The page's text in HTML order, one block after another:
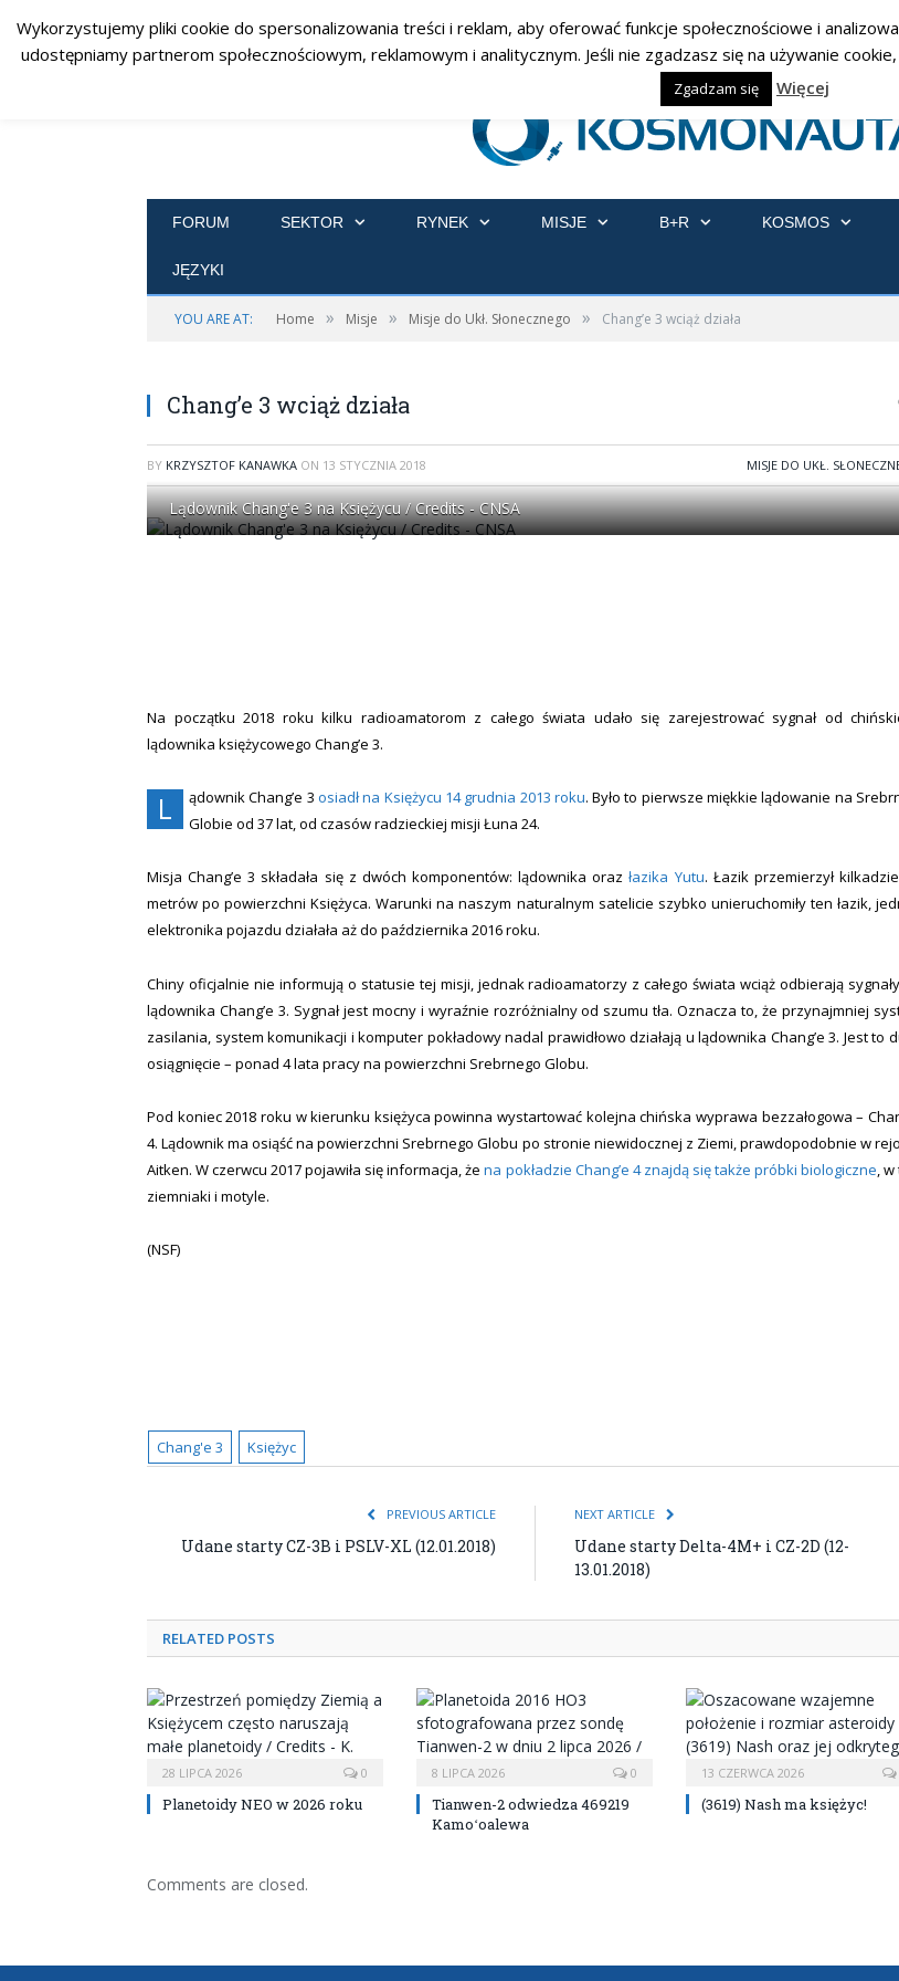
FORUM SEKTOR RYNEK MISJE B+R KOSMOS
JĘZYKI
YOU ARE AT: Home » Misje » Misje do Ukł. Słonecznego » Chang’e 3 wciąż działa
Chang’e 3 wciąż działa
BY KRZYSZTOF KANAWKA ON 13 STYCZNIA 2018 MISJE DO UKŁ.
Lądownik Chang'e 3 na Księżycu / Credits - CNSA
Na początku 2018 roku kilku radioamatorom z całego świata udało się zarejestrować sygnał od
lądownika księżycowego Chang’e 3.
L ądownik Chang’e 3 osiadł na Księżycu 14 grudnia 2013 roku. Było to pierwsze miękkie lądowanie na
Globie od 37 lat, od czasów radzieckiej misji Łuna 24.
Misja Chang’e 3 składała się z dwóch komponentów: lądownika orazłazika Yutu. Łazik przemierzył
metrów po powierzchni Księżyca. Warunki na naszym naturalnym satelicie szybko unieruchomiły ten łazik,
elektronika pojazdu działała aż do października 2016 roku.
Chiny oficjalnie nie informują o statusie tej misji, jednak radioamatorzy z całego świata wciąż odbierają
lądownika Chang’e 3. Sygnał jest mocny i wyraźnie rozróżnialny od szumu tła. Oznacza to, że przynajmniej
zasilania, system komunikacji i komputer pokładowy nadal prawidłowo działają u lądownika Chang’e 3. Jest to
osiągnięcie – ponad 4 lata pracy na powierzchni Srebrnego Globu.
Pod koniec 2018 roku w kierunku księżyca powinna wystartować kolejna chińska wyprawa bezzałogowa –
4. Lądownik ma osiąść na powierzchni Srebrnego Globu po stronie niewidocznej z Ziemi, prawdopodobnie w
Aitken. W czerwcu 2017 pojawiła się informacja, żena pokładzie Chang’e 4 znajdą się także próbki biologiczne, w
ziemniaki i motyle.
(NSF)
Chang'e 3 Księżyc
PREVIOUS ARTICLE
Udane starty CZ-3B i PSLV-XL (12.01.2018)
NEXT ARTICLE
Udane starty Delta-4M+ i CZ-2D (12-
13.01.2018)
RELATED POSTS
28 LIPCA 2026 0
Planetoidy NEO w 2026 roku
8 LIPCA 2026 0
Tianwen-2 odwiedza 469219
Kamoʻoalewa
13 CZERWCA 2026
(3619) Nash ma księżyc!
Comments are closed.
Wykorzystujemy pliki cookie do spersonalizowania treści i reklam, aby oferować funkcje społecznościowe i
udostępniamy partnerom społecznościowym, reklamowym i analitycznym. Jeśli nie zgadzasz się na używanie
Zgadzam się Więcej